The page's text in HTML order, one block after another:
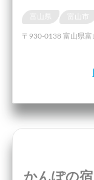
〒930-0138 富山県
かんぽの